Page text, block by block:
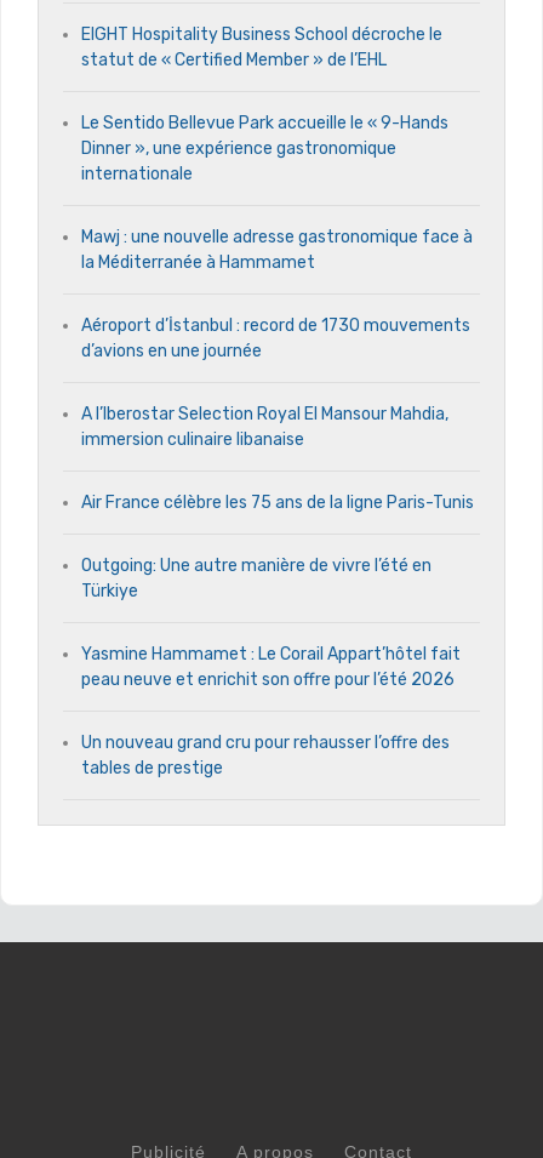
EIGHT Hospitality Business School décroche le
statut de « Certified Member » de l’EHL
Le Sentido Bellevue Park accueille le « 9-Hands
Dinner », une expérience gastronomique
internationale
Mawj : une nouvelle adresse gastronomique face à
la Méditerranée à Hammamet
Aéroport d’İstanbul : record de 1730 mouvements
d’avions en une journée
A l’Iberostar Selection Royal El Mansour Mahdia,
immersion culinaire libanaise
Air France célèbre les 75 ans de la ligne Paris-Tunis
Outgoing: Une autre manière de vivre l’été en
Türkiye
Yasmine Hammamet : Le Corail Appart’hôtel fait
peau neuve et enrichit son offre pour l’été 2026
Un nouveau grand cru pour rehausser l’offre des
tables de prestige
Publicité A propos Contact